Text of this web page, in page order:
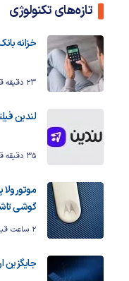
تازه‌های تکنولوژی
خزانه
23 دقیقه قبل
لندین
35 دقیقه قبل
گوشی
2 ساعت قبل
جایگزین